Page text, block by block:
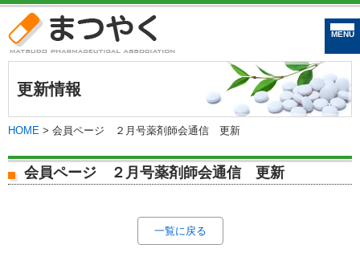
まつやく｜松戸市
更新情報
HOME > 会員ページ ２月号薬剤師会通信 更新
会員ページ ２月号薬剤師会通信 更新
一覧に戻る